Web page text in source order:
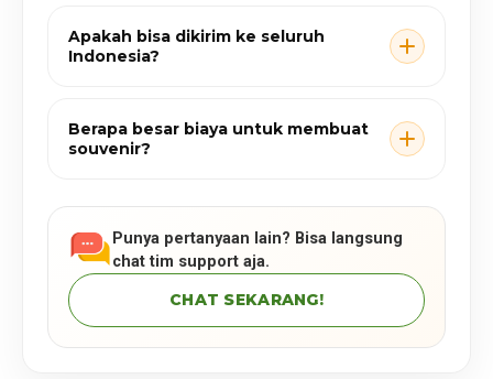
Apakah bisa dikirim ke seluruh
Indonesia?
Berapa besar biaya untuk membuat
souvenir?
Punya pertanyaan lain? Bisa langsung
chat tim support aja.
CHAT SEKARANG!